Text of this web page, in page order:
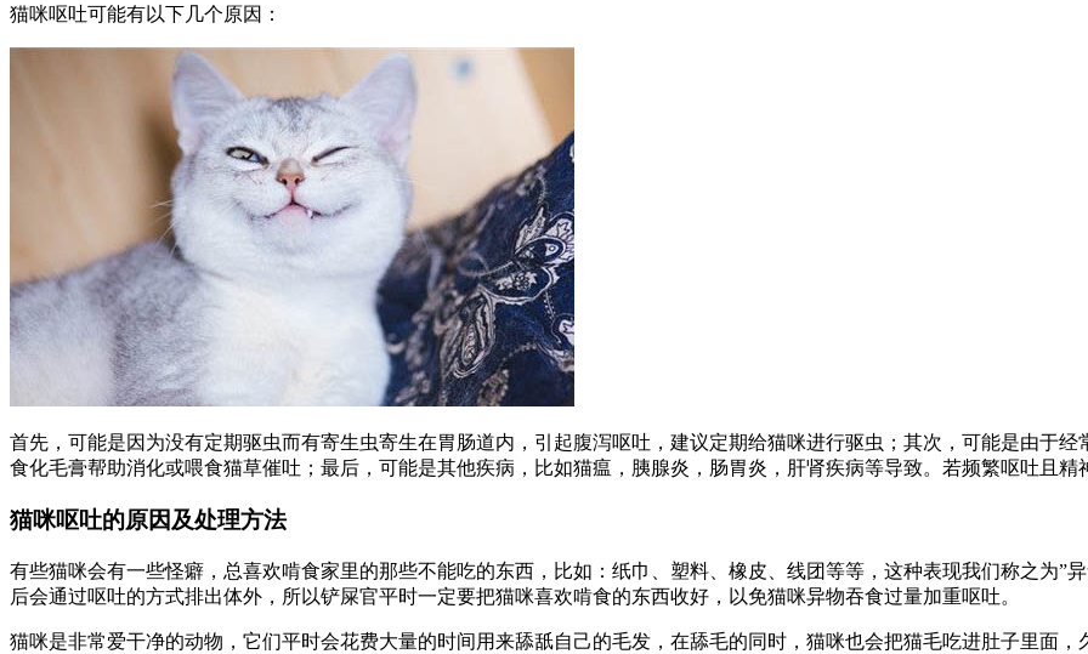
猫咪呕吐可能有以下几个原因：
首先，可能是因为没有定期驱虫而有寄生虫寄生在胃肠道内，引起腹泻呕吐，建议定期给猫咪进行驱虫；其次，可能是由于
食化毛膏帮助消化或喂食猫草催吐；最后，可能是其他疾病，比如猫瘟，胰腺炎，肠胃炎，肝肾疾病等导致。若频繁呕吐且精
猫咪呕吐的原因及处理方法
有些猫咪会有一些怪癖，总喜欢啃食家里的那些不能吃的东西，比如：纸巾、塑料、橡皮、线团等等，这种表现我们称之为”
后会通过呕吐的方式排出体外，所以铲屎官平时一定要把猫咪喜欢啃食的东西收好，以免猫咪异物吞食过量加重呕吐。
猫咪是非常爱干净的动物，它们平时会花费大量的时间用来舔舐自己的毛发，在舔毛的同时，猫咪也会把猫毛吃进肚子里面